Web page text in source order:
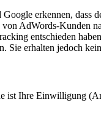
erkennen,
AdWords-Kunden
entschieden
erhalten jedoch
ist Ihre Einwilligung